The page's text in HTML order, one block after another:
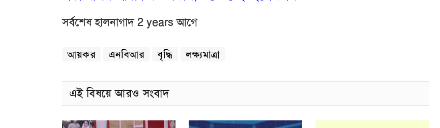
সর্বশেষ হালনাগাদ 2 years আগে
আয়কর এনবিআর বৃদ্ধি লক্ষ্যমাত্রা
এই বিষয়ে আরও সংবাদ